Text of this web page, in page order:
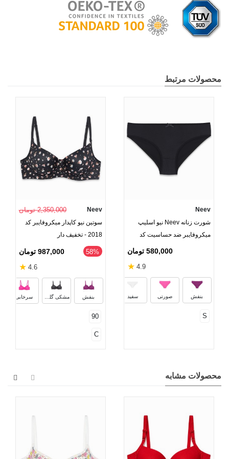
محصولات مرتبط
Neev
شورت زنانه Neev نیو اسلیپ
میکروفایبر ضد حساسیت کد
580,000 تومان
4.9
★
بنفش صورتی سفید
سرخابی سرمه‌ای
S
Neev 2,350,000 تومان
سوتین نیو کاپدار میکروفایبر کد
2018 - تخفیف دار
‎58% 987,000 تومان
4.6
★
بنفش سرخابی
90
C
محصولات مشابه